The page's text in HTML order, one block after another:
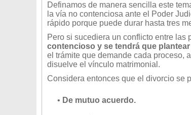
Definamos de manera sencilla este
la vía no contenciosa ante el Poder
rápido porque puede durar hasta tres
Pero si sucediera un conflicto entre
contencioso y se tendrá que plantear
el trámite que demande cada proceso,
disuelve el vínculo matrimonial.
Considera entonces que el divorcio se
• De mutuo acuerdo.